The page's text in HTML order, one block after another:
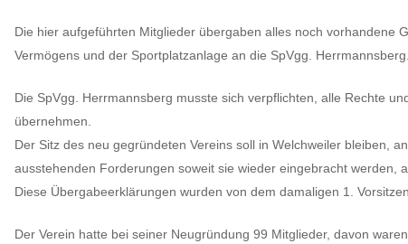
Die hier aufgeführten Mitglieder übergaben alles noch vorhandene
Vermögens und der Sportplatzanlage an die SpVgg. Herrmannsberg.
Die SpVgg. Herrmannsberg musste sich verpflichten, alle Rechte
übernehmen.
Der Sitz des neu gegründeten Vereins soll in Welchweiler bleiben,
ausstehenden Forderungen soweit sie wieder eingebracht werden,
Diese Übergabeerklärungen wurden von dem damaligen 1.
Der Verein hatte bei seiner Neugründung 99 Mitglieder, davon